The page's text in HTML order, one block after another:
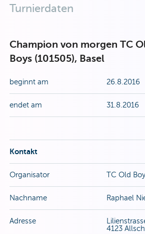
Turnierdaten
Champion von morgen TC
Boys (101505), Basel
beginnt am 26.8.2016
endet am 31.8.2016
Kontakt
Organisator TC Old
Nachname Raphael
Adresse
4123